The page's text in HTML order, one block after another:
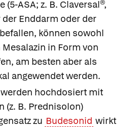
(5-ASA; z. B. Claversal®,
der Enddarm oder der
können sowohl
in Form von
am besten aber als
angewendet werden.
werden hochdosiert mit
(z. B. Prednisolon)
zu Budesonid wirkt